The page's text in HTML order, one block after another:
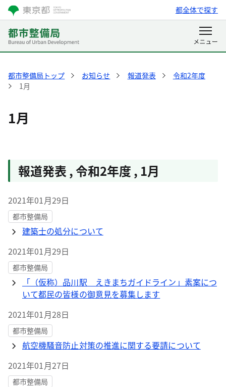
都全体で探す
都市整備局トップ お知らせ 報道発表
令和2年度
1月
1月
報道発表 ,令和2年度 , 1月
2021年01月29日
都市整備局
建築士の処分について
2021年01月29日
都市整備局
「（仮称）品川駅 えきまちガイドライン」素案につ
いて都民の皆様の御意見を募集します
2021年01月28日
都市整備局
航空機騒音防止対策の推進に関する要請について
2021年01月27日
都市整備局